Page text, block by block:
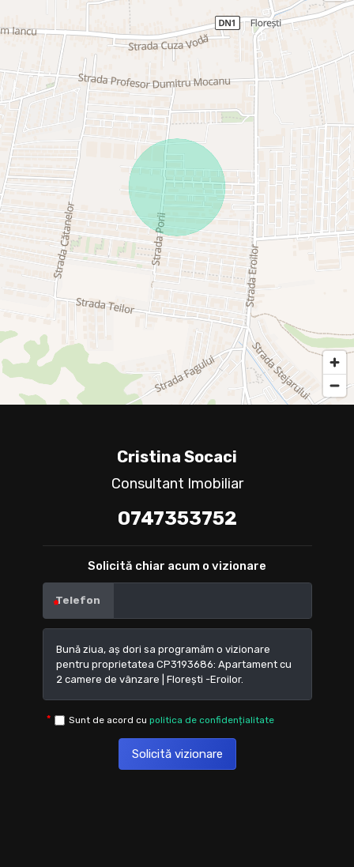
Cristina Socaci
Consultant Imobiliar
0747353752
Solicită chiar acum o vizionare
Telefon
Sunt de acord cu politica de confidențialitate
Solicită vizionare